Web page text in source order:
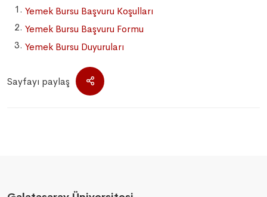
Yemek Bursu Başvuru Koşulları
Yemek Bursu Başvuru Formu
Yemek Bursu Duyuruları
Sayfayı paylaş